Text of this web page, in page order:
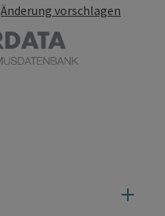
Änderung vorschlagen